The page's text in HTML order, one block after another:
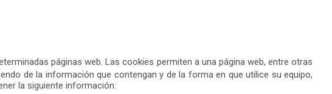
páginas web. Las cookies permiten a una página web, entre otras
de la información que contengan y de la forma en que utilice su equipo,
la siguiente información: